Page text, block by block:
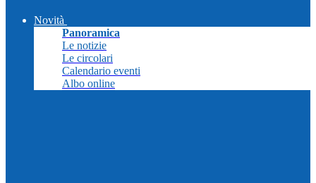
Novità
Panoramica
Le notizie
Le circolari
Calendario eventi
Albo online